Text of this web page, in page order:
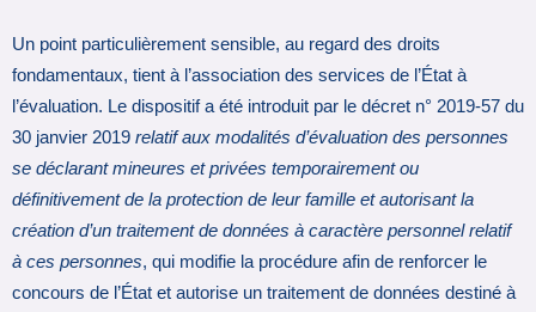
Un point particulièrement sensible, au regard des droits
fondamentaux, tient à l’association des services de l’État à
l’évaluation. Le dispositif a été introduit par le décret n° 2019-57 du
30 janvier 2019 relatif aux modalités d’évaluation des personnes
se déclarant mineures et privées temporairement ou
définitivement de la protection de leur famille et autorisant la
création d’un traitement de données à caractère personnel relatif
à ces personnes, qui modifie la procédure afin de renforcer le
concours de l’État et autorise un traitement de données destiné à